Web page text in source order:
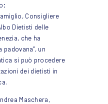
Consigliere
Dietisti delle
che ha
padovana”, un
si può procedere
dei dietisti in
Maschera,